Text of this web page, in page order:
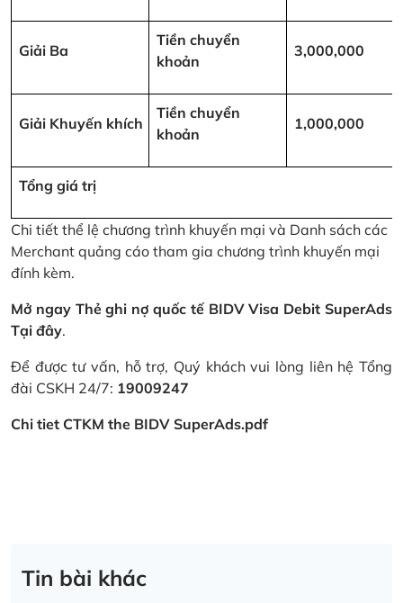
Giải Ba
Tiền chuyển
khoản
3,000,000
Giải Khuyến khích
Tiền chuyển
khoản
1,000,000
Tổng giá trị
Chi tiết thể lệ chương trình khuyến mại và Danh sách các
Merchant quảng cáo tham gia chương trình khuyến mại
đính kèm.
Mở ngay Thẻ ghi nợ quốc tế BIDV Visa Debit SuperAds
Tại đây.
Để được tư vấn, hỗ trợ, Quý khách vui lòng liên hệ Tổng
đài CSKH 24/7: 19009247
Chi tiet CTKM the BIDV SuperAds.pdf
Tin bài khác